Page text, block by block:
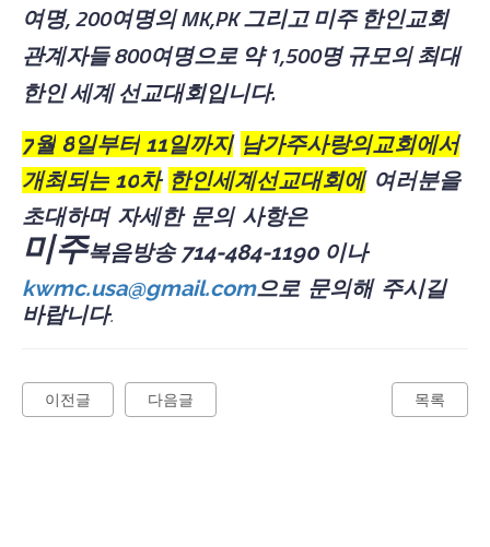
여명, 200여명의MK,PK그리고미주 한인교회
관계자들800여명으로 약1,500명규모의최대
한인세계선교대회입니다.
7월 8일부터 11일까지 남가주사랑의교회에서
개최되는 10차 한인세계선교대회에 여러분을
초대하며 자세한 문의 사항은
미주복음방송 714-484-1190 이나
kwmc.usa@gmail.com으로 문의해 주시길
바랍니다.
다음글
이전글 목록